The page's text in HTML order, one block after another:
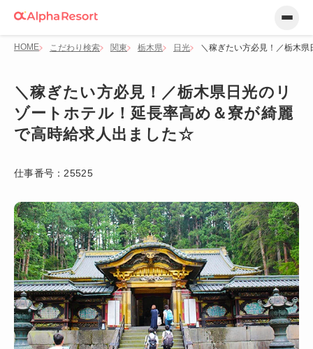
HOME こだわり検索 関東 栃木県 日光 ＼稼ぎたい方必見！／栃木
＼稼ぎたい方必見！／栃木県日光のリ
ゾートホテル！延長率高め＆寮が綺麗
で高時給求人出ました☆
仕事番号： 25525